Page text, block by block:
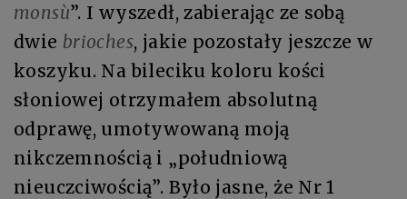
monsù”. I wyszedł, zabierając ze sobą
dwie brioches, jakie pozostały jeszcze w
koszyku. Na bileciku koloru kości
słoniowej otrzymałem absolutną
odprawę, umotywowaną moją
nikczemnością i „południową
nieuczciwością”. Było jasne, że Nr 1